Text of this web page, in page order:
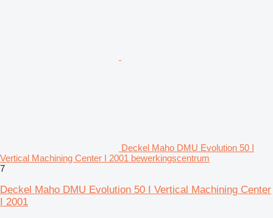
Deckel Maho DMU Evolution 50 I
Vertical Machining Center I 2001 bewerkingscentrum
7
Deckel Maho DMU Evolution 50 I Vertical Machining Center
I 2001